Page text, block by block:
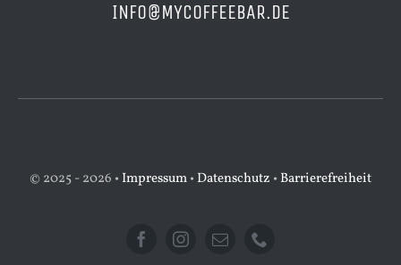
INFO@MYCOFFEEBAR.DE
© 2025 - 2026 • Impressum• Datenschutz • Barrierefreiheit